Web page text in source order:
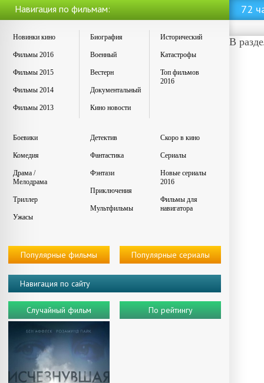
Навигация по фильмам:
Новинки кино
Фильмы 2016
Фильмы 2015
Фильмы 2014
Фильмы 2013
Биография
Военный
Вестерн
Документальный
Кино новости
Исторический
Катастрофы
Топ фильмов
2016
Боевики
Комедия
Драма /
Мелодрама
Триллер
Ужасы
Детектив
Фантастика
Фэнтази
Приключения
Мультфильмы
Скоро в кино
Сериалы
Новые сериалы
2016
Фильмы для
навигатора
Популярные фильмы Популярные сериалы
Навигация по сайту
Случайный фильм По рейтингу
72
В